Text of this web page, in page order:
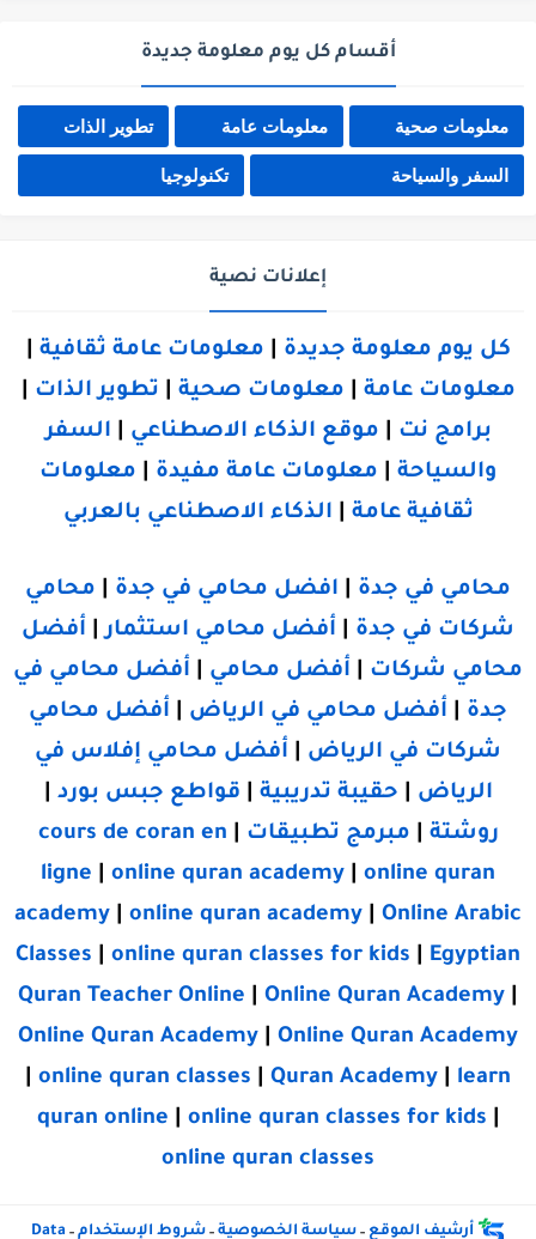
أقسام كل يوم معلومة جديدة
معلومات صحية معلومات عامة تطوير الذات
السفر والسياحة تكنولوجيا
إعلانات نصية
كل يوم معلومة جديدة معلومات عامة ثقافية
معلومات عامة
معلومات صحية تطوير الذات
برامج نت
موقع الذكاء الاصطناعي
السفر
والسياحة
معلومات عامة مفيدة
معلومات
ثقافية عامة
الذكاء الاصطناعي بالعربي
محامي في جدة افضل محامي في جدة
محامي
شركات في جدة
أفضل محامي استثمار| أفضل
محامي شركات
أفضل محامي
أفضل محامي في
جدة
أفضل محامي في الرياض
أفضل محامي
شركات في الرياض
أفضل محامي إفلاس في
الرياض
حقيبة تدريبية قواطع جبس بورد
روشتة
مبرمج تطبيقات
cours de coran en
ligne
online quran academy
online quran
academy
online quran academy
Online Arabic
Classes
online quran classes for kids
Egyptian
Quran Teacher Online
Online Quran Academy
Online Quran Academy
Online Quran Academy
online quran classes Quran Academy
learn
quran online
online quran classes for kids
online quran classes
أرشيف الموقع -سياسة الخصوصية -شروط الإستخدام -
Data